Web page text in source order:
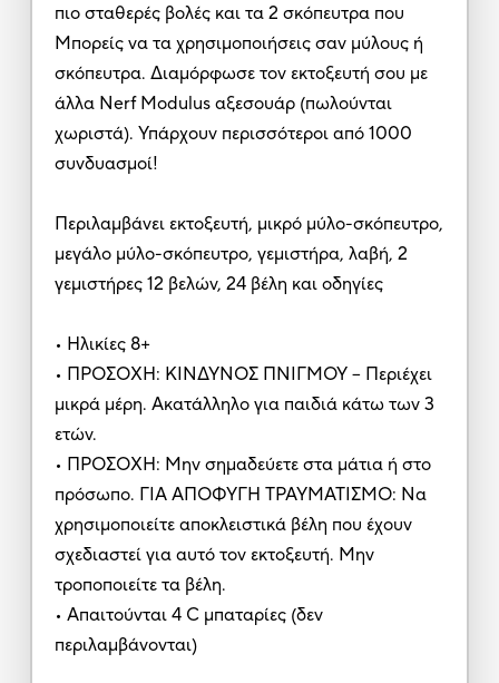
πιο σταθερές βολές και τα 2 σκόπευτρα που
Μπορείς να τα χρησιμοποιήσεις σαν μύλους ή
σκόπευτρα. Διαμόρφωσε τον εκτοξευτή σου με
άλλα Nerf Modulus αξεσουάρ (πωλούνται
χωριστά). Υπάρχουν περισσότεροι από 1000
συνδυασμοί!
Περιλαμβάνει εκτοξευτή, μικρό μύλο-σκόπευτρο,
μεγάλο μύλο-σκόπευτρο, γεμιστήρα, λαβή, 2
γεμιστήρες 12 βελών, 24 βέλη και οδηγίες
• Ηλικίες 8+
• ΠΡΟΣΟΧΗ: ΚΙΝΔΥΝΟΣ ΠΝΙΓΜΟΥ – Περιέχει
μικρά μέρη. Ακατάλληλο για παιδιά κάτω των 3
ετών.
• ΠΡΟΣΟΧΗ: Μην σημαδεύετε στα μάτια ή στο
πρόσωπο. ΓΙΑ ΑΠΟΦΥΓΗ ΤΡΑΥΜΑΤΙΣΜΟ: Να
χρησιμοποιείτε αποκλειστικά βέλη που έχουν
σχεδιαστεί για αυτό τον εκτοξευτή. Μην
τροποποιείτε τα βέλη.
• Απαιτούνται 4 C μπαταρίες (δεν
περιλαμβάνονται)